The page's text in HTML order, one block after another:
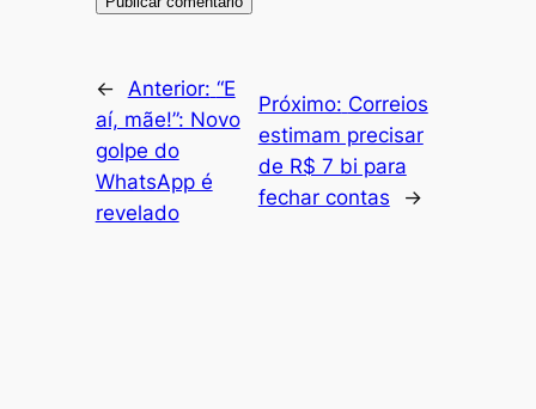
← Anterior: “E
aí, mãe!”: Novo
golpe do
WhatsApp é
revelado
Próximo: Correios
estimam precisar
de R$ 7 bi para
fechar contas
→